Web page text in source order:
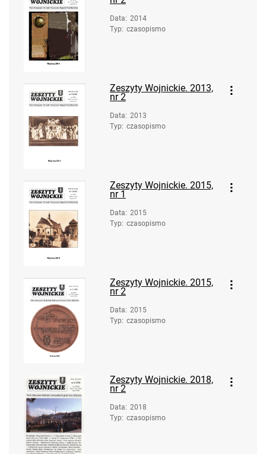
Data: 2014
Typ: czasopismo
Zeszyty Wojnickie. 2013,
nr 2
Data: 2013
Typ: czasopismo
Zeszyty Wojnickie. 2015,
nr 1
Data: 2015
Typ: czasopismo
Zeszyty Wojnickie. 2015,
nr 2
Data: 2015
Typ: czasopismo
Zeszyty Wojnickie. 2018,
nr 2
Data: 2018
Typ: czasopismo